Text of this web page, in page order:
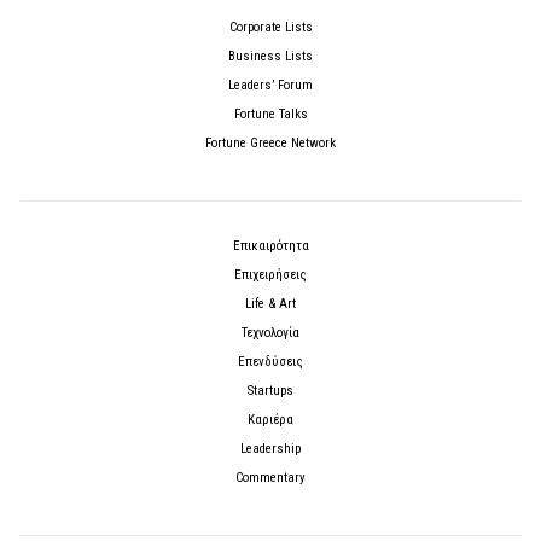
Corporate Lists
Business Lists
Leaders’ Forum
Fortune Talks
Fortune Greece Network
Επικαιρότητα
Επιχειρήσεις
Life & Art
Τεχνολογία
Επενδύσεις
Startups
Καριέρα
Leadership
Commentary